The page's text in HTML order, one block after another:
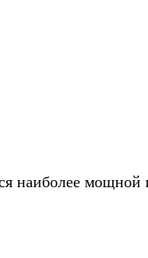
наиболее мощной